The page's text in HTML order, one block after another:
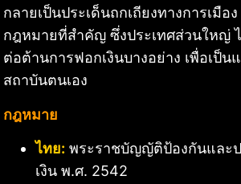
กลายเป็นประเด็นถกเถียงทางการเมือ
กฎหมายที่สำคัญ ซึ่งประเทศส่วนใหญ่
ต่อต้านการฟอกเงินบางอย่าง เพื่อเป็น
สถาบันตนเอง
กฎหมาย
ไทย: พระราชบัญญัติป้องกันและ
เงิน พ.ศ. 2542